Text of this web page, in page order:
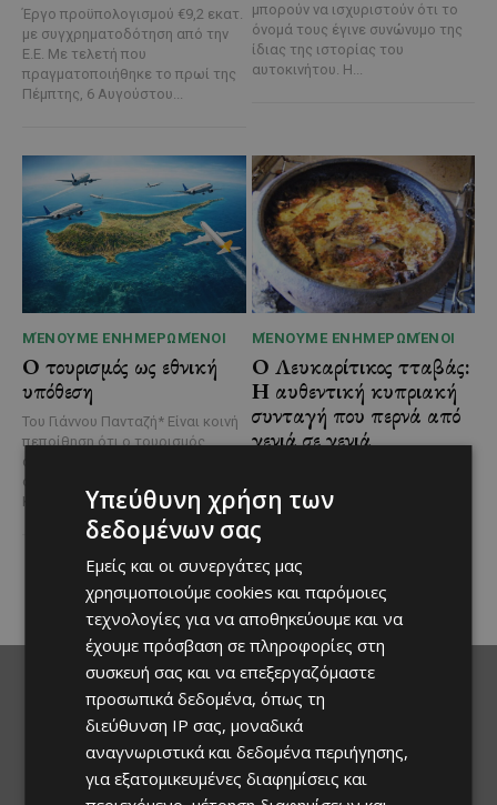
Έργο προϋπολογισμού €9,2 εκατ.
με συγχρηματοδότηση από την
Ε.Ε. Με τελετή που
πραγματοποιήθηκε το πρωί της
Πέμπτης, 6 Αυγούστου...
μπορούν να ισχυριστούν ότι το
όνομά τους έγινε συνώνυμο της
ίδιας της ιστορίας του
αυτοκινήτου. Η...
ΜΈΝΟΥΜΕ ΕΝΗΜΕΡΩΜΈΝΟΙ
Ο τουρισμός ως εθνική
υπόθεση
Του Γιάννου Πανταζή* Είναι κοινή
πεποίθηση ότι ο τουρισμός
αποτελεί μία από τις
σημαντικότερες βιομηχανίες της
Κύπρου και διαχρονικά...
ΜΈΝΟΥΜΕ ΕΝΗΜΕΡΩΜΈΝΟΙ
Ο Λευκαρίτικος τταβάς:
Η αυθεντική κυπριακή
συνταγή που περνά από
γενιά σε γενιά
κυπριακής παραδοσιακής
κουζίνας ξεχωρίζει ο
φαγητό που συνδέεται
άρρηκτα...
Υπεύθυνη χρήση των
δεδομένων σας
Εμείς και οι συνεργάτες μας
χρησιμοποιούμε cookies και παρόμοιες
τεχνολογίες για να αποθηκεύουμε και να
έχουμε πρόσβαση σε πληροφορίες στη
συσκευή σας και να επεξεργαζόμαστε
προσωπικά δεδομένα, όπως τη
διεύθυνση IP σας, μοναδικά
αναγνωριστικά και δεδομένα περιήγησης,
για εξατομικευμένες διαφημίσεις και